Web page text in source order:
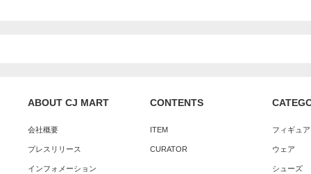
ABOUT CJ MART
会社概要
プレスリリース
インフォメーション
CONTENTS
ITEM
CURATOR
フィギュ
ウェア
シューズ